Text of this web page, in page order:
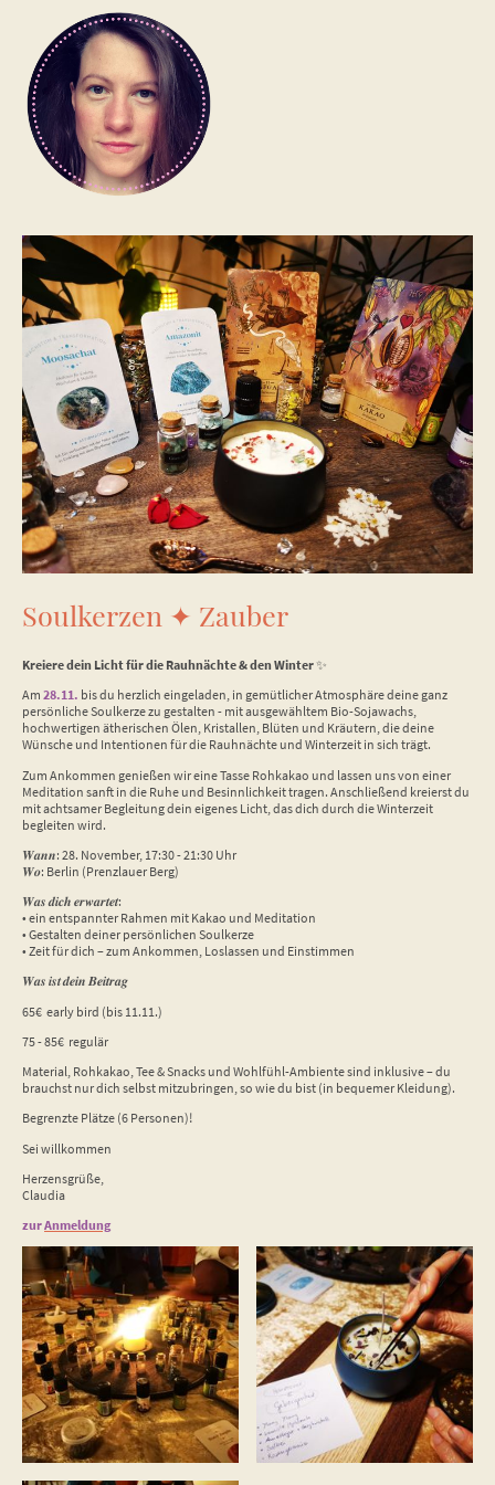
Soulkerzen ✦ Zauber
Kreiere dein Licht für die Rauhnächte & den Winter✨
Am 28.11. bis du herzlich eingeladen, in gemütlicher Atmosphäre deine ganz
persönliche Soulkerze zu gestalten - mit ausgewähltem Bio-Sojawachs,
hochwertigen ätherischen Ölen, Kristallen, Blüten und Kräutern, die deine
Wünsche und Intentionen für die Rauhnächte und Winterzeit in sich trägt.
Zum Ankommen genießen wir eine Tasse Rohkakao und lassen uns von einer
Meditation sanft in die Ruhe und Besinnlichkeit tragen. Anschließend kreierst du
mit achtsamer Begleitung dein eigenes Licht, das dich durch die Winterzeit
begleiten wird.
𝑾𝒂𝒏𝒏: 28. November, 17:30 - 21:30 Uhr
𝑾𝒐: Berlin (Prenzlauer Berg)
𝑾𝒂𝒔 𝒅𝒊𝒄𝒉 𝒆𝒓𝒘𝒂𝒓𝒕𝒆𝒕:
•⁠ ⁠⁠ein entspannter Rahmen mit Kakao und Meditation
•⁠ ⁠Gestalten deiner persönlichen Soulkerze
•⁠ ⁠Zeit für dich – zum Ankommen, Loslassen und Einstimmen
𝑾𝒂𝒔 𝒊𝒔𝒕 𝒅𝒆𝒊𝒏 𝑩𝒆𝒊𝒕𝒓𝒂𝒈
65€ early bird (bis 11.11.)
75 - 85€ regulär
Material, Rohkakao, Tee & Snacks und Wohlfühl-Ambiente sind inklusive – du
brauchst nur dich selbst mitzubringen, so wie du bist (in bequemer Kleidung).
Begrenzte Plätze (6 Personen)!
Sei willkommen
Herzensgrüße,
Claudia
zurAnmeldung